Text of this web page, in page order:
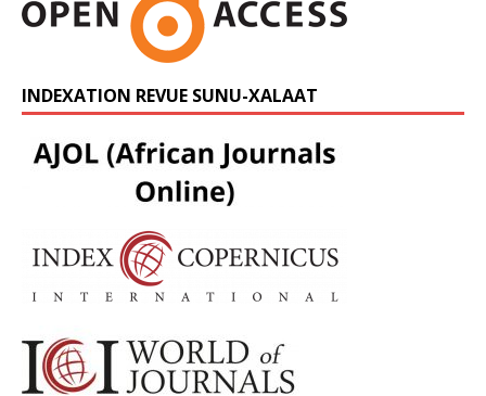
INDEXATION REVUE SUNU-XALAAT